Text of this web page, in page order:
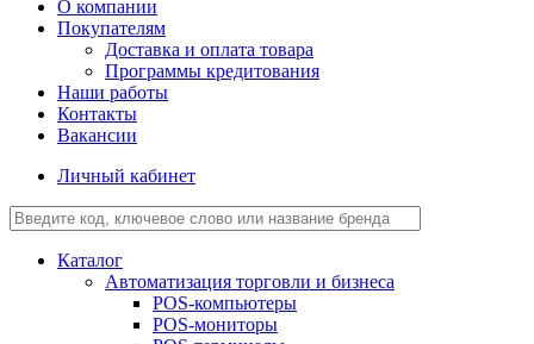
О компании
Покупателям
Доставка и оплата товара
Программы кредитования
Наши работы
Контакты
Вакансии
Личный кабинет
Каталог
Автоматизация торговли и бизнеса
POS-компьютеры
POS-мониторы